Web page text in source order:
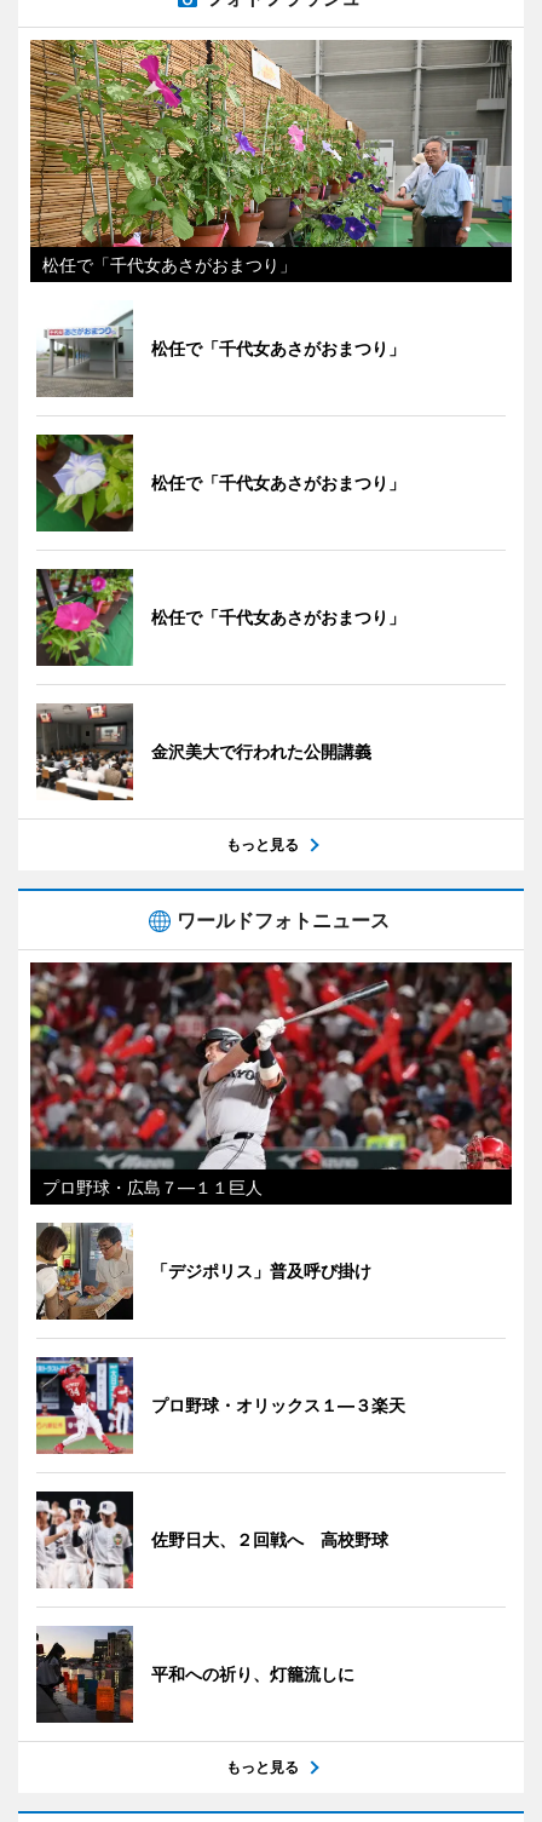
松任で「千代女あさがおまつり」
松任で「千代女あさがおまつり」
松任で「千代女あさがおまつり」
松任で「千代女あさがおまつり」
金沢美大で行われた公開講義
もっと見る
ワールドフォトニュース
プロ野球・広島７―１１巨人
「デジポリス」普及呼び掛け
プロ野球・オリックス１―３楽天
佐野日大、２回戦へ 高校野球
平和への祈り、灯籠流しに
もっと見る